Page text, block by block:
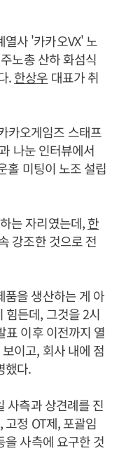
사 '카카오VX' 노
노총 산하 화섬식
.한상우 대표가 취
카오게임즈 스태프
나눈 인터뷰에서
홀 미팅이 노조 설립
는 자리였는데,한
강조한 것으로 전
을 생산하는 게 아
힘든데, 그것을 2시
이후 이전까지 열
이고, 회사 내에 점
했다.
사측과 상견례를 진
정 OT제, 포괄임
을 사측에 요구한 것